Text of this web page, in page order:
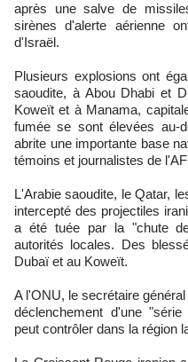
après une salve de
sirènes d'alerte aérienne
d'Israël.
Plusieurs explosions ont
saoudite, à Abou Dhabi et
Koweït et à Manama,
fumée se sont élevées au-
abrite une importante base
témoins et journalistes de
L'Arabie saoudite, le Qatar,
intercepté des projectiles
a été tuée par la "chute
autorités locales. Des
Dubaï et au Koweït.
A l'ONU, le secrétaire
déclenchement d'une
peut contrôler dans la région